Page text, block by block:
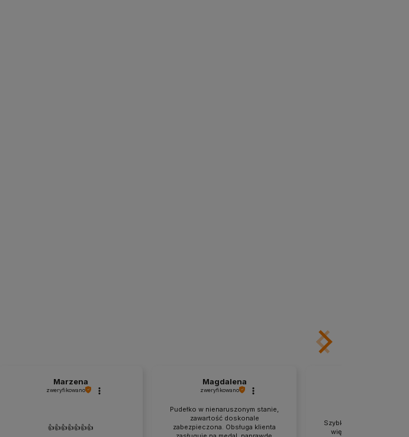
Marzena
zweryfikowano
👍️👍️👍️👍️👍️👍️👍️
Magdalena
zweryfikowano
Pudełko w nienaruszonym stanie,
zawartość doskonale
zabezpieczona. Obsługa klienta
Szybko, konkretnie i na
więcej nie trzeba